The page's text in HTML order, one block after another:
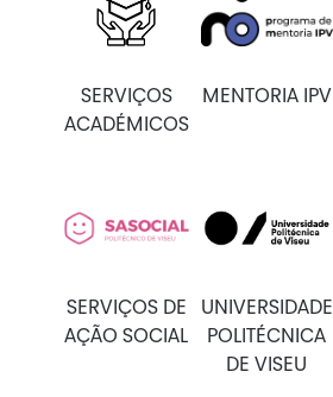
SERVIÇOS
ACADÉMICOS
MENTORIA IPV
SERVIÇOS DE
AÇÃO SOCIAL
UNIVERSIDADE
POLITÉCNICA
DE VISEU